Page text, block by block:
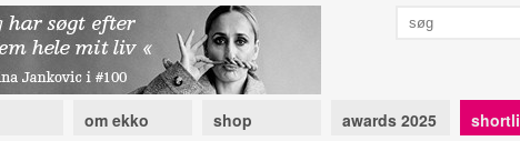
om ekko shop awards 2025